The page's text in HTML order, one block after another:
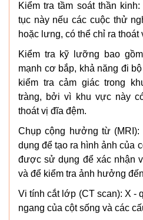
Kiểm tra tầm soát thần
tục này nếu các cuộc thử
hoặc lưng, có thể chỉ ra thoát
Kiểm tra kỹ lưỡng bao
mạnh cơ bắp, khả năng đi
kiểm tra cảm giác trong
tràng, bởi vì khu vực này
thoát vị đĩa đệm.
Chụp cộng hưởng từ
dụng để tạo ra hình ảnh của
được sử dụng để xác nhận
và để kiểm tra ảnh hưởng
Vi tính cắt lớp (CT scan): X -
ngang của cột sống và các